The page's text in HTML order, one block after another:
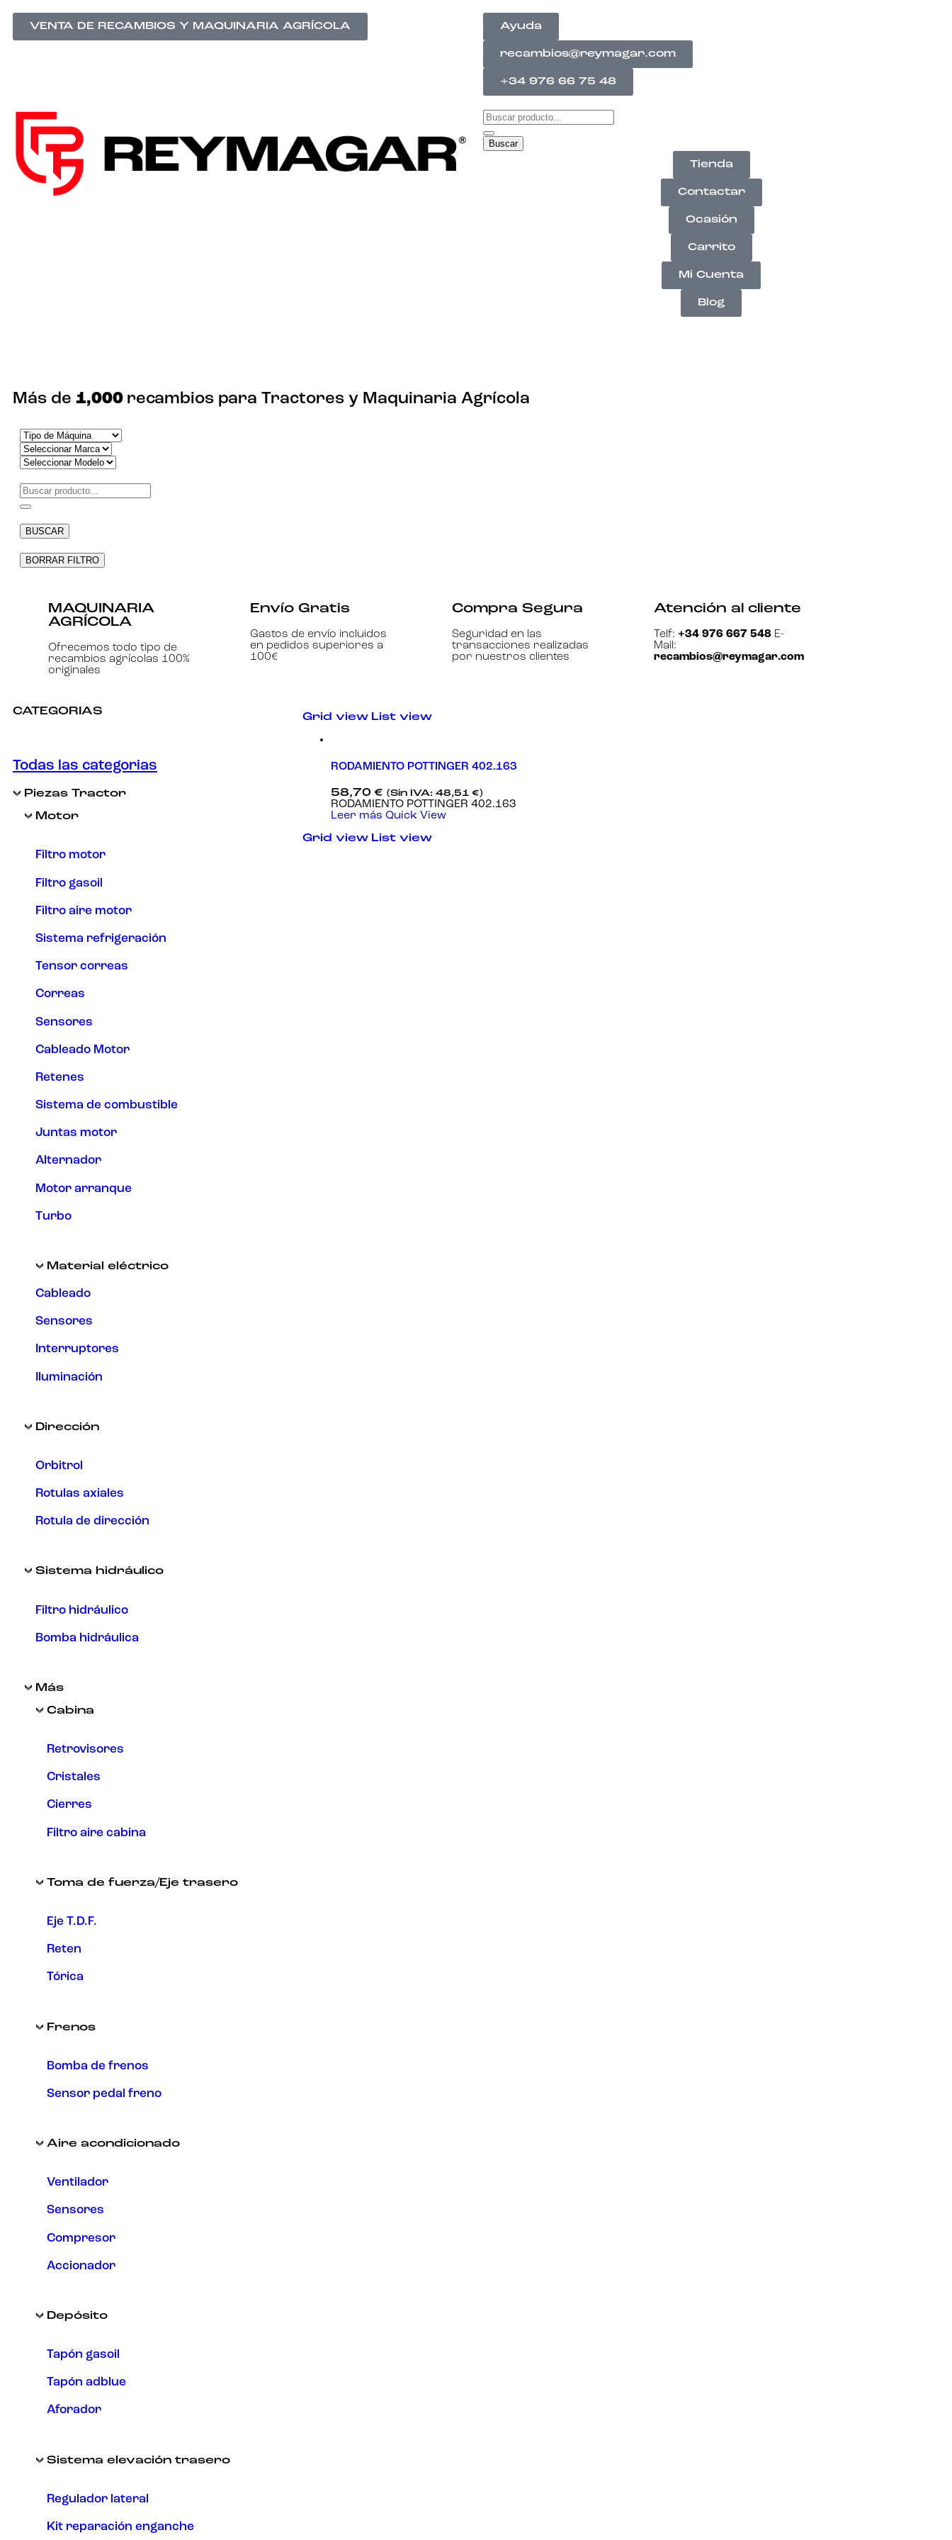
VENTA DE RECAMBIOS Y MAQUINARIA AGRÍCOLA Ayuda
recambios@reymagar.com
+34 976 66 75 48
Buscar
Tienda
Contactar
Ocasión
Carrito
Mi Cuenta
Blog
Más de 1,000 recambios para Tractores y Maquinaria Agrícola
BUSCAR
BORRAR FILTRO
MAQUINARIA
AGRÍCOLA
Ofrecemos todo tipo de
recambios agrícolas 100%
originales
Envío Gratis
Gastos de envío incluidos
en pedidos superiores a
100€
Compra Segura
Seguridad en las
transacciones realizadas
por nuestros clientes
Atención al cliente
Telf: +34 976 667 548 E-
Mail:
recambios@reymagar.com
CATEGORIAS
Todas las categorias
Piezas Tractor
Motor
Filtro motor
Filtro gasoil
Filtro aire motor
Sistema refrigeración
Tensor correas
Correas
Sensores
Cableado Motor
Retenes
Sistema de combustible
Juntas motor
Alternador
Motor arranque
Turbo
Material eléctrico
Cableado
Sensores
Interruptores
Iluminación
Dirección
Orbitrol
Rotulas axiales
Rotula de dirección
Sistema hidráulico
Filtro hidráulico
Bomba hidráulica
Más
Cabina
Retrovisores
Cristales
Cierres
Filtro aire cabina
Toma de fuerza/Eje trasero
Eje T.D.F.
Reten
Tórica
Frenos
Bomba de frenos
Sensor pedal freno
Aire acondicionado
Ventilador
Sensores
Compresor
Accionador
Depósito
Tapón gasoil
Tapón adblue
Aforador
Sistema elevación trasero
Regulador lateral
Kit reparación enganche
Grid view List view
RODAMIENTO POTTINGER 402.163
58,70 € (Sin IVA: 48,51 €)
RODAMIENTO POTTINGER 402.163
Leer más Quick View
Grid view List view
opcionales.
para que
funcione la
web.
Estadísticas
Para que
podamos
mejorar la
y estructura
de la web, en
web.
Experiencia
Para que
nuestra web
durante tu
visita. Si
funcionalidades
desaparecerán
intereses y
mientras visitas
nuestro sitio,
posibilidad de
ofertas
personalizados.